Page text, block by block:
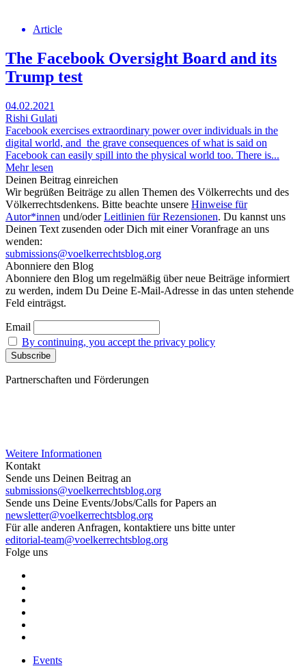
Article
The Facebook Oversight Board and its
Trump test
04.02.2021
Rishi Gulati
Facebook exercises extraordinary power over individuals in the
digital world, and the grave consequences of what is said on
Facebook can easily spill into the physical world too. There is...
Mehr lesen
Deinen Beitrag einreichen
Wir begrüßen Beiträge zu allen Themen des Völkerrechts und des
Völkerrechtsdenkens. Bitte beachte unsere Hinweise für
Autor*innen und/oderLeitlinien für Rezensionen. Du kannst uns
Deinen Text zusenden oder Dich mit einer Voranfrage an uns
wenden:
submissions@voelkerrechtsblog.org
Abonniere den Blog
Abonniere den Blog um regelmäßig über neue Beiträge informiert
zu werden, indem Du Deine E-Mail-Adresse in das unten stehende
Feld einträgst.
Email
By continuing, you accept the privacy policy
Partnerschaften und Förderungen
Weitere Informationen
Kontakt
Sende uns Deinen Beitrag an
submissions@voelkerrechtsblog.org
Sende uns Deine Events/Jobs/Calls for Papers an
newsletter@voelkerrechtsblog.org
Für alle anderen Anfragen, kontaktiere uns bitte unter
editorial-team@voelkerrechtsblog.org
Folge uns
Events